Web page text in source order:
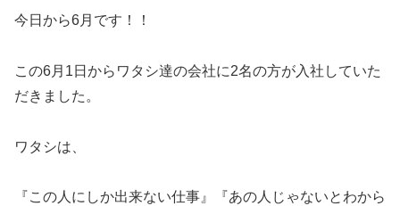
今日から6月です！！
この6月1日からワタシ達の会社に2名の方が入社していた
だきました。
ワタシは、
『この人にしか出来ない仕事』『あの人じゃないとわから